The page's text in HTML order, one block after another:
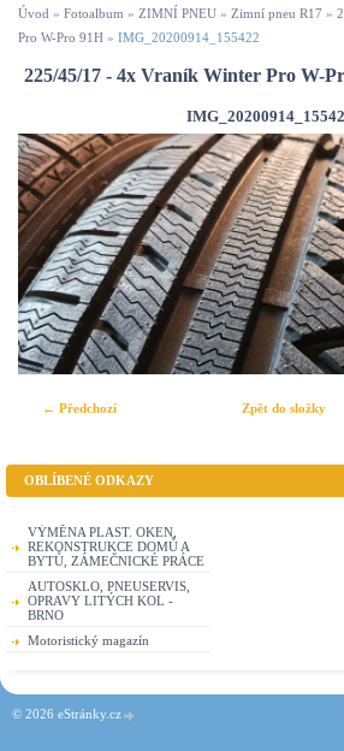
Úvod » Fotoalbum » ZIMNÍ PNEU » Zimní pneu R17 »
Pro W-Pro 91H » IMG_20200914_155422
225/45/17 - 4x Vraník Winter Pro W-
← Předchozí Zpět do složky
OBLÍBENÉ ODKAZY
VÝMĚNA PLAST. OKEN,
REKONSTRUKCE DOMŮ A
BYTŮ, ZÁMEČNICKÉ PRÁCE
AUTOSKLO, PNEUSERVIS,
OPRAVY LITÝCH KOL -
BRNO
Motoristický magazín
© 2026 eStránky.cz